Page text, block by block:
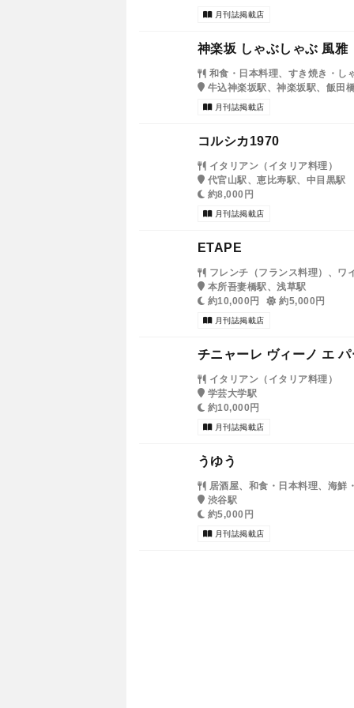
月刊誌掲載店
神楽坂 しゃぶしゃぶ 風雅
和食・日本料理、すき焼き・し
牛込神楽坂駅、神楽坂駅、飯田
月刊誌掲載店
コルシカ1970
イタリアン（イタリア料理）
代官山駅、恵比寿駅、中目黒駅
約8,000円
月刊誌掲載店
ETAPE
フレンチ（フランス料理）、ワ
本所吾妻橋駅、浅草駅
約10,000円
約5,000円
月刊誌掲載店
チニャーレ ヴィーノ エ パ
イタリアン（イタリア料理）
学芸大学駅
約10,000円
月刊誌掲載店
うゆう
居酒屋、和食・日本料理、海鮮
渋谷駅
約5,000円
月刊誌掲載店